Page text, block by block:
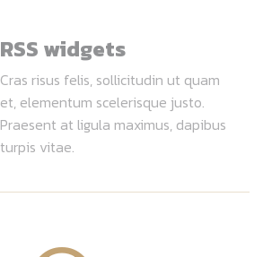
RSS widgets
Cras risus felis, sollicitudin ut quam
et, elementum scelerisque justo.
Praesent at ligula maximus, dapibus
turpis vitae.